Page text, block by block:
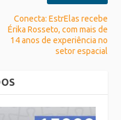
Conecta: EstrElas recebe
Érika Rosseto, com mais de
14 anos de experiência no
setor espacial